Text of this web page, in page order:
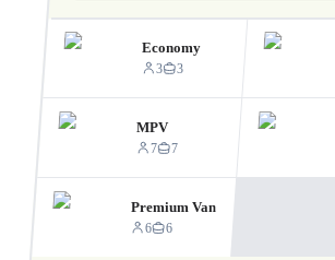
Economy
3 3
MPV
7 7
Premium Van
6 6